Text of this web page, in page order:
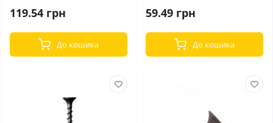
119.54 грн
До кошика
59.49 грн
До кошика